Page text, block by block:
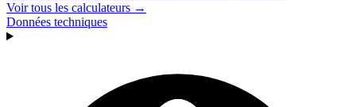
Voir tous les calculateurs →
Données techniques